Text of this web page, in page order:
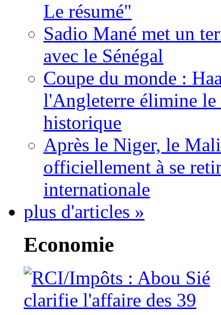
Le résumé"
Sadio Mané met un
avec le Sénégal
Coupe du monde :
l'Angleterre élimine
historique
Après le Niger, le
officiellement à se
internationale
plus d'articles »
Economie